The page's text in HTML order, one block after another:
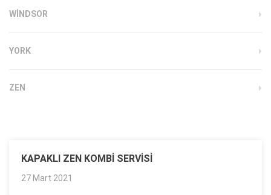
WINDSOR
YORK
ZEN
KAPAKLI ZEN KOMBI SERVISI
27 Mart 2021